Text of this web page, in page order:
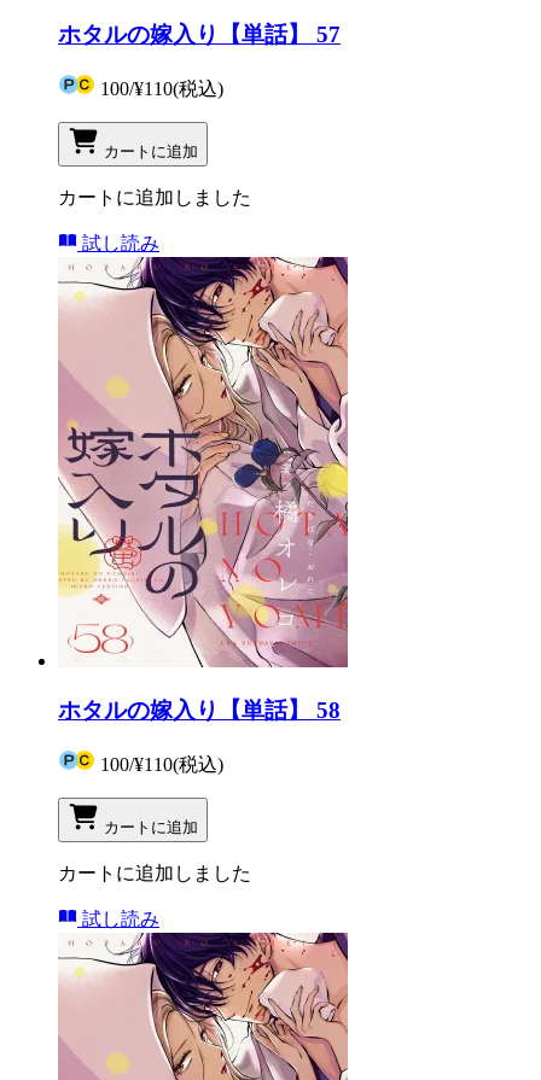
ホタルの嫁入り【単話】 57
100/¥110(税込)
カートに追加
カートに追加しました
試し読み
ホタルの嫁入り【単話】 58
100/¥110(税込)
カートに追加
カートに追加しました
試し読み